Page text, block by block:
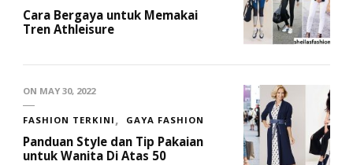
Cara Bergaya untuk Memakai
Tren Athleisure
ON MAY 30, 2022
FASHION TERKINI GAYA FASHION
Panduan Style dan Tip Pakaian
untuk Wanita Di Atas 50